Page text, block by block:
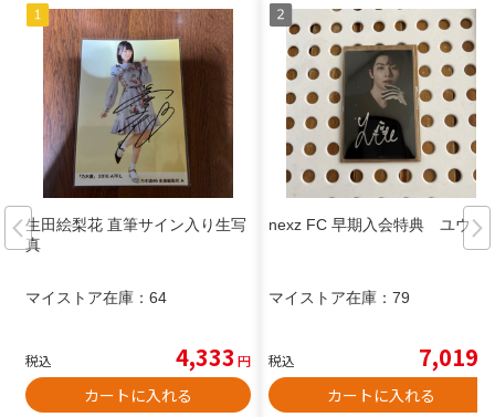
生田絵梨花 直筆サイン入り生写
真
マイストア在庫： 64
税込 4,333 円
カートに入れる
nexz FC 早期入会特典 ユウ
マイストア在庫： 79
税込 7,019
カートに入れる